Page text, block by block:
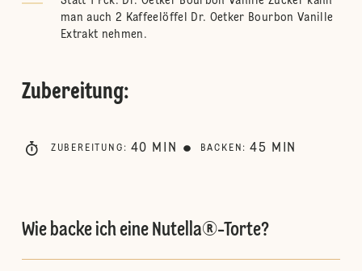
man auch 2 Kaffeelöffel Dr. Oetker Bourbon Vanille
Extrakt nehmen.
Zubereitung:
ZUBEREITUNG : 40 MIN BACKEN : 45 MIN
Wie backe ich eine Nutella®-Torte?